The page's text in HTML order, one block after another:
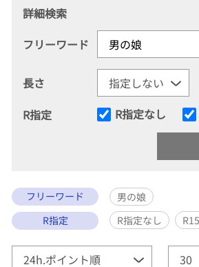
詳細検索
フリーワード
長さ
R指定
R指定なし
フリーワード
男の娘
R指定
R指定なし R15